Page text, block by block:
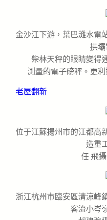
金沙江下游，葉巴灘水電
拱壩
柴林天秤的眼睛變得通
測量的電子磅秤。更
老屋翻新
位于江蘇揚州市的江都高
造重
任 飛攝
浙江杭州市臨安區清涼峰
客流小岑